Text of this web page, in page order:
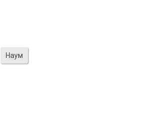
Наум